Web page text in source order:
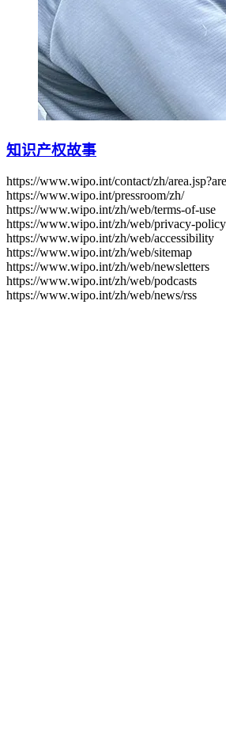
知识产权故事
https://www.wipo.int/contact/zh/
https://www.wipo.int/pressroom/zh/
https://www.wipo.int/zh/web/terms-of-use
https://www.wipo.int/zh/web/privacy-policy
https://www.wipo.int/zh/web/accessibility
https://www.wipo.int/zh/web/sitemap
https://www.wipo.int/zh/web/newsletters
https://www.wipo.int/zh/web/podcasts
https://www.wipo.int/zh/web/news/rss